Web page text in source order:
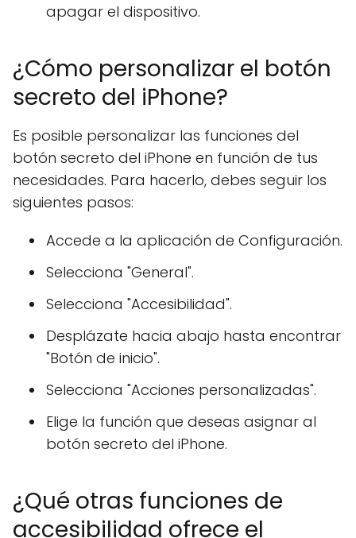
apagar el dispositivo.
¿Cómo personalizar el botón
secreto del iPhone?
Es posible personalizar las funciones del
botón secreto del iPhone en función de tus
necesidades. Para hacerlo, debes seguir los
siguientes pasos:
Accede a la aplicación de Configuración.
Selecciona "General".
Selecciona "Accesibilidad".
Desplázate hacia abajo hasta encontrar
"Botón de inicio".
Selecciona "Acciones personalizadas".
Elige la función que deseas asignar al
botón secreto del iPhone.
¿Qué otras funciones de
accesibilidad ofrece el